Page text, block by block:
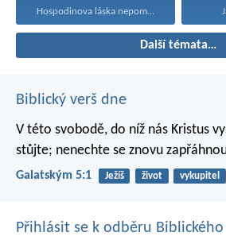
Hospodinova láska nepomíjí, jeho...
Další témata…
Biblický verš dne
V této svobodě, do níž nás Kristus
stůjte; nenechte se znovu
Galatským 5:1 Ježíš život vykupitel
Přihlásit se k odběru